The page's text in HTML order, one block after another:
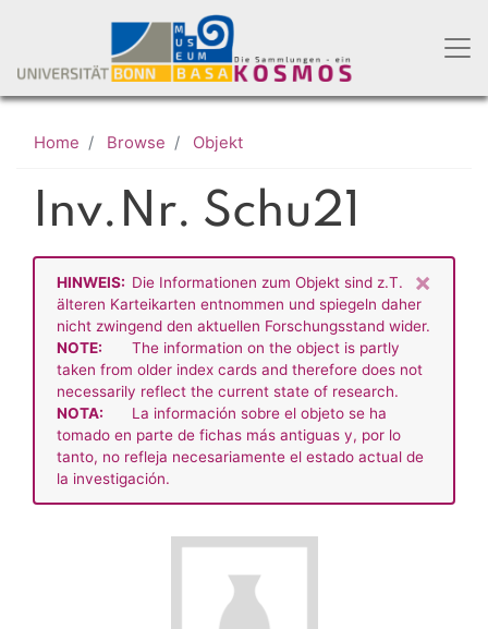
main
content
Home Browse Objekt
Inv.Nr. Schu21
×
HINWEIS: Die Informationen zum Objekt sind z.T.
älteren Karteikarten entnommen und spiegeln daher
nicht zwingend den aktuellen Forschungsstand wider.
NOTE:
The information on the object is partly
taken from older index cards and therefore does not
necessarily reflect the current state of research.
NOTA:
La información sobre el objeto se ha
tomado en parte de fichas más antiguas y, por lo
tanto, no refleja necesariamente el estado actual de
la investigación.